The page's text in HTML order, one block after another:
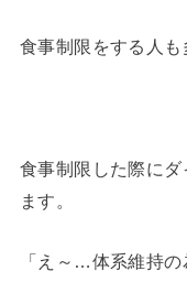
食事制限をする人も
食事制限した際に
ます。
「え～…体系維持